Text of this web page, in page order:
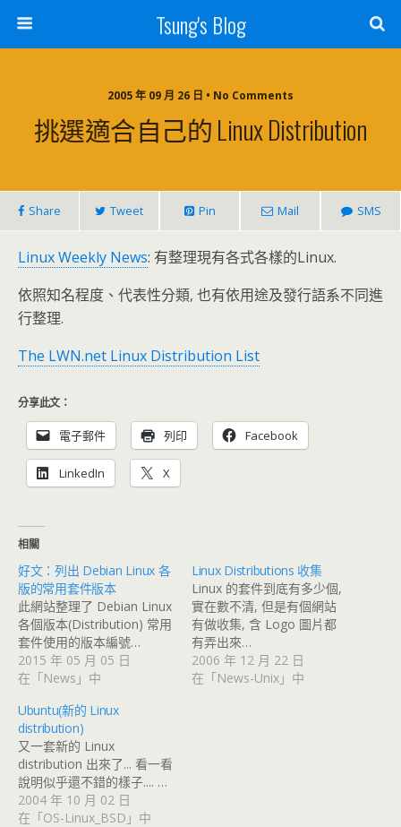
Tsung's Blog
2005 年 09 月 26 日 • No Comments
挑選適合自己的 Linux Distribution
Share Tweet Pin Mail SMS
Linux Weekly News: 有整理現有各式各樣的Linux.
依照知名程度、代表性分類, 也有依用途及發行語系不同進
行整理.
The LWN.net Linux Distribution List
分享此文：
電子郵件 列印 Facebook
LinkedIn X
相關
好文：列出 Debian Linux 各
版的常用套件版本
此網站整理了 Debian Linux
各個版本(Distribution) 常用
套件使用的版本編號…
2015 年 05 月 05 日
在「News」中
Linux Distributions 收集
Linux 的套件到底有多少個,
實在數不清, 但是有個網站
有做收集, 含 Logo 圖片都
有弄出來…
2006 年 12 月 22 日
在「News-Unix」中
Ubuntu(新的 Linux
distribution)
又一套新的 Linux
distribution 出來了... 看一看
說明似乎還不錯的樣子.... …
2004 年 10 月 02 日
在「OS-Linux_BSD」中